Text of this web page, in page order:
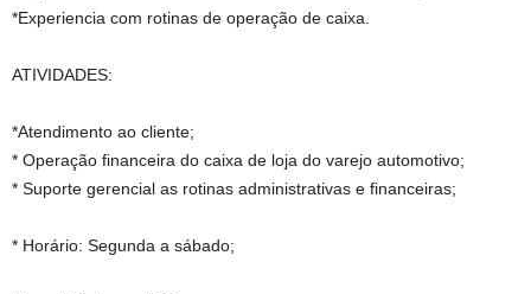
*Experiencia com rotinas de operação de caixa.
ATIVIDADES:
*Atendimento ao cliente;
* Operação financeira do caixa de loja do varejo automotivo;
* Suporte gerencial as rotinas administrativas e financeiras;
* Horário: Segunda a sábado;